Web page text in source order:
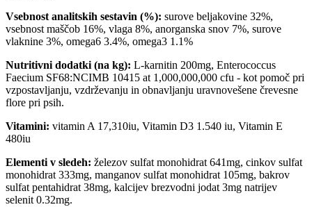
Vsebnost analitskih sestavin (%): surove beljakovine 32%,
vsebnost maščob 16%, vlaga 8%, anorganska snov 7%, surove
vlaknine 3%, omega6 3.4%, omega3 1.1%
Nutritivni dodatki (na kg): L-karnitin 200mg, Enterococcus
Faecium SF68:NCIMB 10415 at 1,000,000,000 cfu - kot pomoč pri
vzpostavljanju, vzdrževanju in obnavljanju uravnovešene črevesne
flore pri psih.
Vitamini: vitamin A 17,310iu, Vitamin D3 1.540 iu, Vitamin E
480iu
Elementi v sledeh: železov sulfat monohidrat 641mg, cinkov sulfat
monohidrat 333mg, manganov sulfat monohidrat 105mg, bakrov
sulfat pentahidrat 38mg, kalcijev brezvodni jodat 3mg natrijev
selenit 0.32mg.